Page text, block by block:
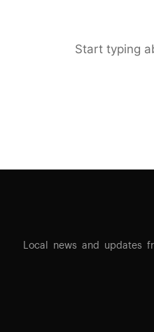
Start typing
Local news and updates